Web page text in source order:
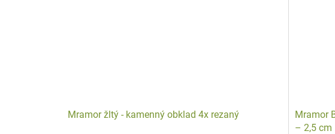
Mramor žltý - kamenný obklad 4x rezaný
Mramor
– 2,5 cm